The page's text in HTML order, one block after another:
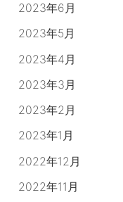
2023年6月
2023年5月
2023年4月
2023年3月
2023年2月
2023年1月
2022年12月
2022年11月